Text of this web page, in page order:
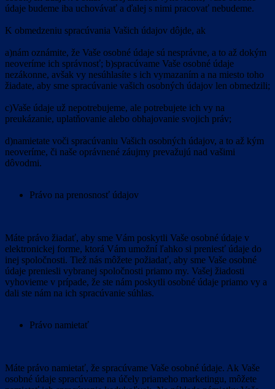
údaje budeme iba uchovávať a ďalej s nimi pracovať nebudeme.
K obmedzeniu spracúvania Vašich údajov dôjde, ak
a)nám oznámite, že Vaše osobné údaje sú nesprávne, a to až dokým
neoveríme ich správnosť; b)spracúvame Vaše osobné údaje
nezákonne, avšak vy nesúhlasíte s ich vymazaním a na miesto toho
žiadate, aby sme spracúvanie vašich osobných údajov len obmedzili;
c)Vaše údaje už nepotrebujeme, ale potrebujete ich vy na
preukázanie, uplatňovanie alebo obhajovanie svojich práv;
d)namietate voči spracúvaniu Vašich osobných údajov, a to až kým
neoveríme, či naše oprávnené záujmy prevažujú nad vašimi
dôvodmi.
Právo na prenosnosť údajov
Máte právo žiadať, aby sme Vám poskytli Vaše osobné údaje v
elektronickej forme, ktorá Vám umožní ľahko si preniesť údaje do
inej spoločnosti. Tiež nás môžete požiadať, aby sme Vaše osobné
údaje preniesli vybranej spoločnosti priamo my. Vašej žiadosti
vyhovieme v prípade, že ste nám poskytli osobné údaje priamo vy a
dali ste nám na ich spracúvanie súhlas.
Právo namietať
Máte právo namietať, že spracúvame Vaše osobné údaje. Ak Vaše
osobné údaje spracúvame na účely priameho marketingu, môžete